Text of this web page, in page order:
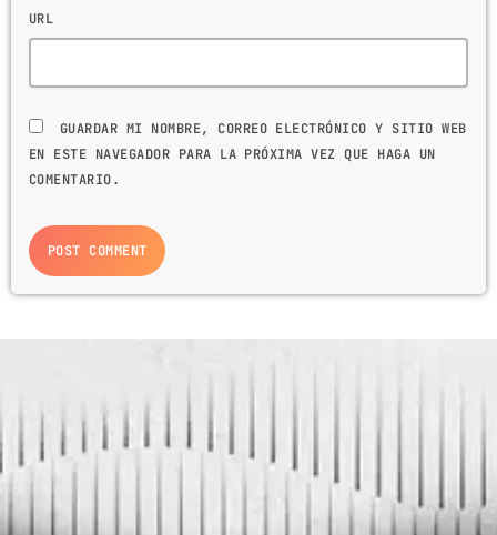
URL
GUARDAR MI NOMBRE, CORREO ELECTRÓNICO Y SITIO WEB
EN ESTE NAVEGADOR PARA LA PRÓXIMA VEZ QUE HAGA UN
COMENTARIO.